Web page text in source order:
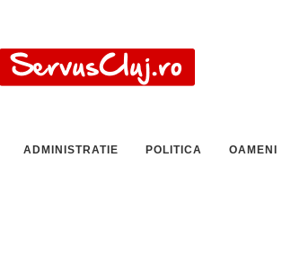
ADMINISTRATIE POLITICA OAMENI